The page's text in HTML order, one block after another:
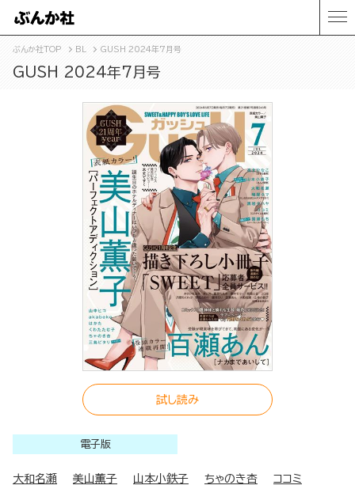
ぶんか社TOP BL GUSH 2024年7月号
GUSH 2024年7月号
試し読み
電子版
大和名瀬 美山薫子 山本小鉄子 ちゃのき杏
ココミ